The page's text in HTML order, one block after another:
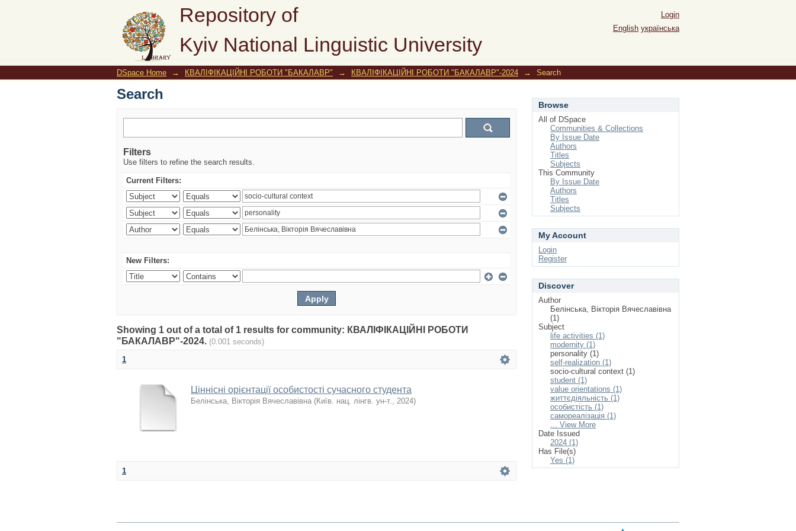
Repository of
Kyiv National Linguistic University
Search
Login
English українська
DSpace Home → КВАЛІФІКАЦІЙНІ РОБОТИ "БАКАЛАВР" → КВАЛІФІКАЦІЙНІ РОБОТИ "БАКАЛАВР"-2024 → Search
Search
Filters
Use filters to refine the search results.
Current Filters:
New Filters:
Showing 1 out of a total of 1 results for community: КВАЛІФІКАЦІЙНІ РОБОТИ
"БАКАЛАВР"-2024. (0.001 seconds)
1
Ціннісні орієнтації особистості сучасного студента
Белінська, Вікторія Вячеславівна (Київ. нац. лінгв. ун-т., 2024)
1
Browse
All of DSpace
Communities & Collections
By Issue Date
Authors
Titles
Subjects
This Community
By Issue Date
Authors
Titles
Subjects
My Account
Login
Register
Discover
Author
Белінська, Вікторія Вячеславівна
(1)
Subject
life activities (1)
modernity (1)
personality (1)
self-realization (1)
socio-cultural context (1)
student (1)
value orientations (1)
життєдіяльність (1)
особистість (1)
самореалізація (1)
... View More
Date Issued
2024 (1)
Has File(s)
Yes (1)